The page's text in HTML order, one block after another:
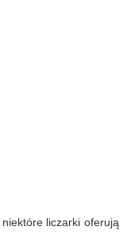
liczarki oferują